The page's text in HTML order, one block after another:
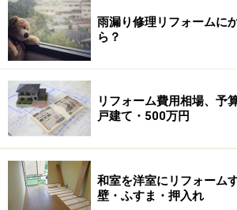
ムにおいて（増築が伴わない場合）、
きが不要であることから、様々な建築
て「建替え」そのものができないよう
ある住まいを壊してしまうことがた
物で、スケルトンリフォームが採用
うです。
スケルトンリフォームでで
雨漏り修理リフォームに
ら？
リフォーム費用相場、予
戸建て・500万円
和室を洋室にリフォーム
壁・ふすま・押入れ